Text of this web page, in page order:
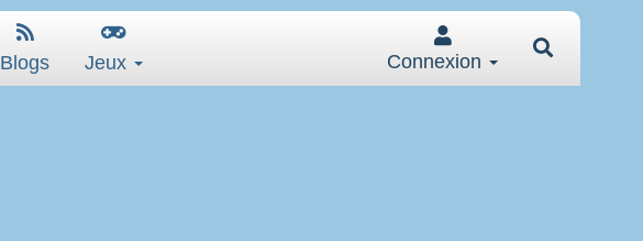
Blogs Jeux Connexion